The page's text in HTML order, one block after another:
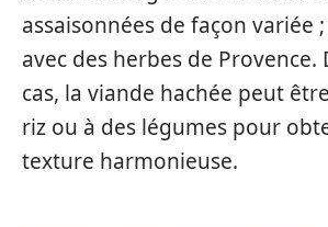
assaisonnées de façon variée
avec des herbes de Provence.
cas, la viande hachée peut
riz ou à des légumes pour
texture harmonieuse.